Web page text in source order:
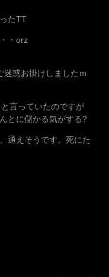
たTT
・orz
惑お掛けしましたｍ
言っていたのですが
とに儲かる気がする?
通えそうです。死にた